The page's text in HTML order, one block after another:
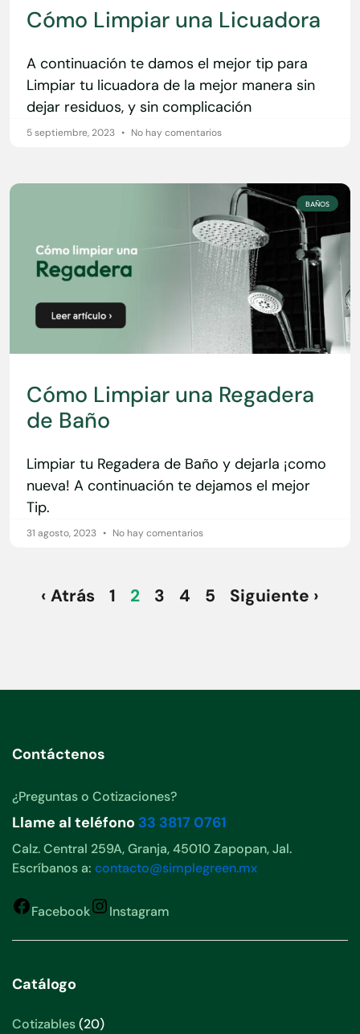
Cómo Limpiar una Licuadora
A continuación te damos el mejor tip para
Limpiar tu licuadora de la mejor manera sin
dejar residuos, y sin complicación
5 septiembre, 2023 No hay comentarios
BAÑOS
Cómo Limpiar una Regadera
de Baño
Limpiar tu Regadera de Baño y dejarla ¡como
nueva! A continuación te dejamos el mejor
Tip.
31 agosto, 2023 No hay comentarios
‹ Atrás 1 2 3 4 5 Siguiente ›
Contáctenos
¿Preguntas o Cotizaciones?
Llame al teléfono 33 3817 0761
Calz. Central 259A, Granja, 45010 Zapopan, Jal.
Escríbanos a: contacto@simplegreen.mx
Facebook Instagram
Catálogo
Cotizables 20